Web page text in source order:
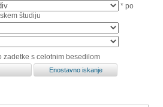
* po
študiju
zadetke s celotnim besedilom